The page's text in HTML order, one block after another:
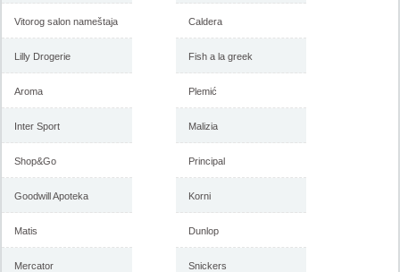
Vitorog salon nameštaja
Lilly Drogerie
Aroma
Inter Sport
Shop&Go
Goodwill Apoteka
Matis
Mercator
Caldera
Fish a la greek
Plemić
Malizia
Principal
Korni
Dunlop
Snickers